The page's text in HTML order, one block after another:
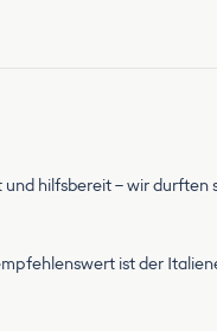
hilfsbereit – wir durften
ist der